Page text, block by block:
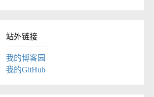
站外链接
我的博客园
我的GitHub